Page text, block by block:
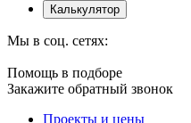
Калькулятор
Мы в соц. сетях:
Помощь в подборе
Закажите обратный звонок
Проекты и цены